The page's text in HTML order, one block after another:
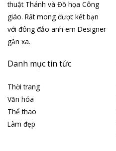
thuật Thánh và Đồ họa Công
giáo. Rất mong được kết bạn
với đông đảo anh em Designer
gần xa.
Danh mục tin tức
Thời trang
Văn hóa
Thể thao
Làm đẹp